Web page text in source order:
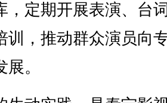
，定期开展表演、台
训，推动群众演员向
。